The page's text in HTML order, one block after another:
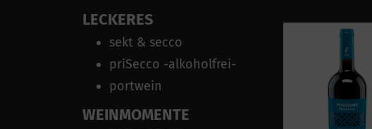
LECKERES
sekt & secco
priSecco -alkoholfrei-
portwein
WEINMOMENTE